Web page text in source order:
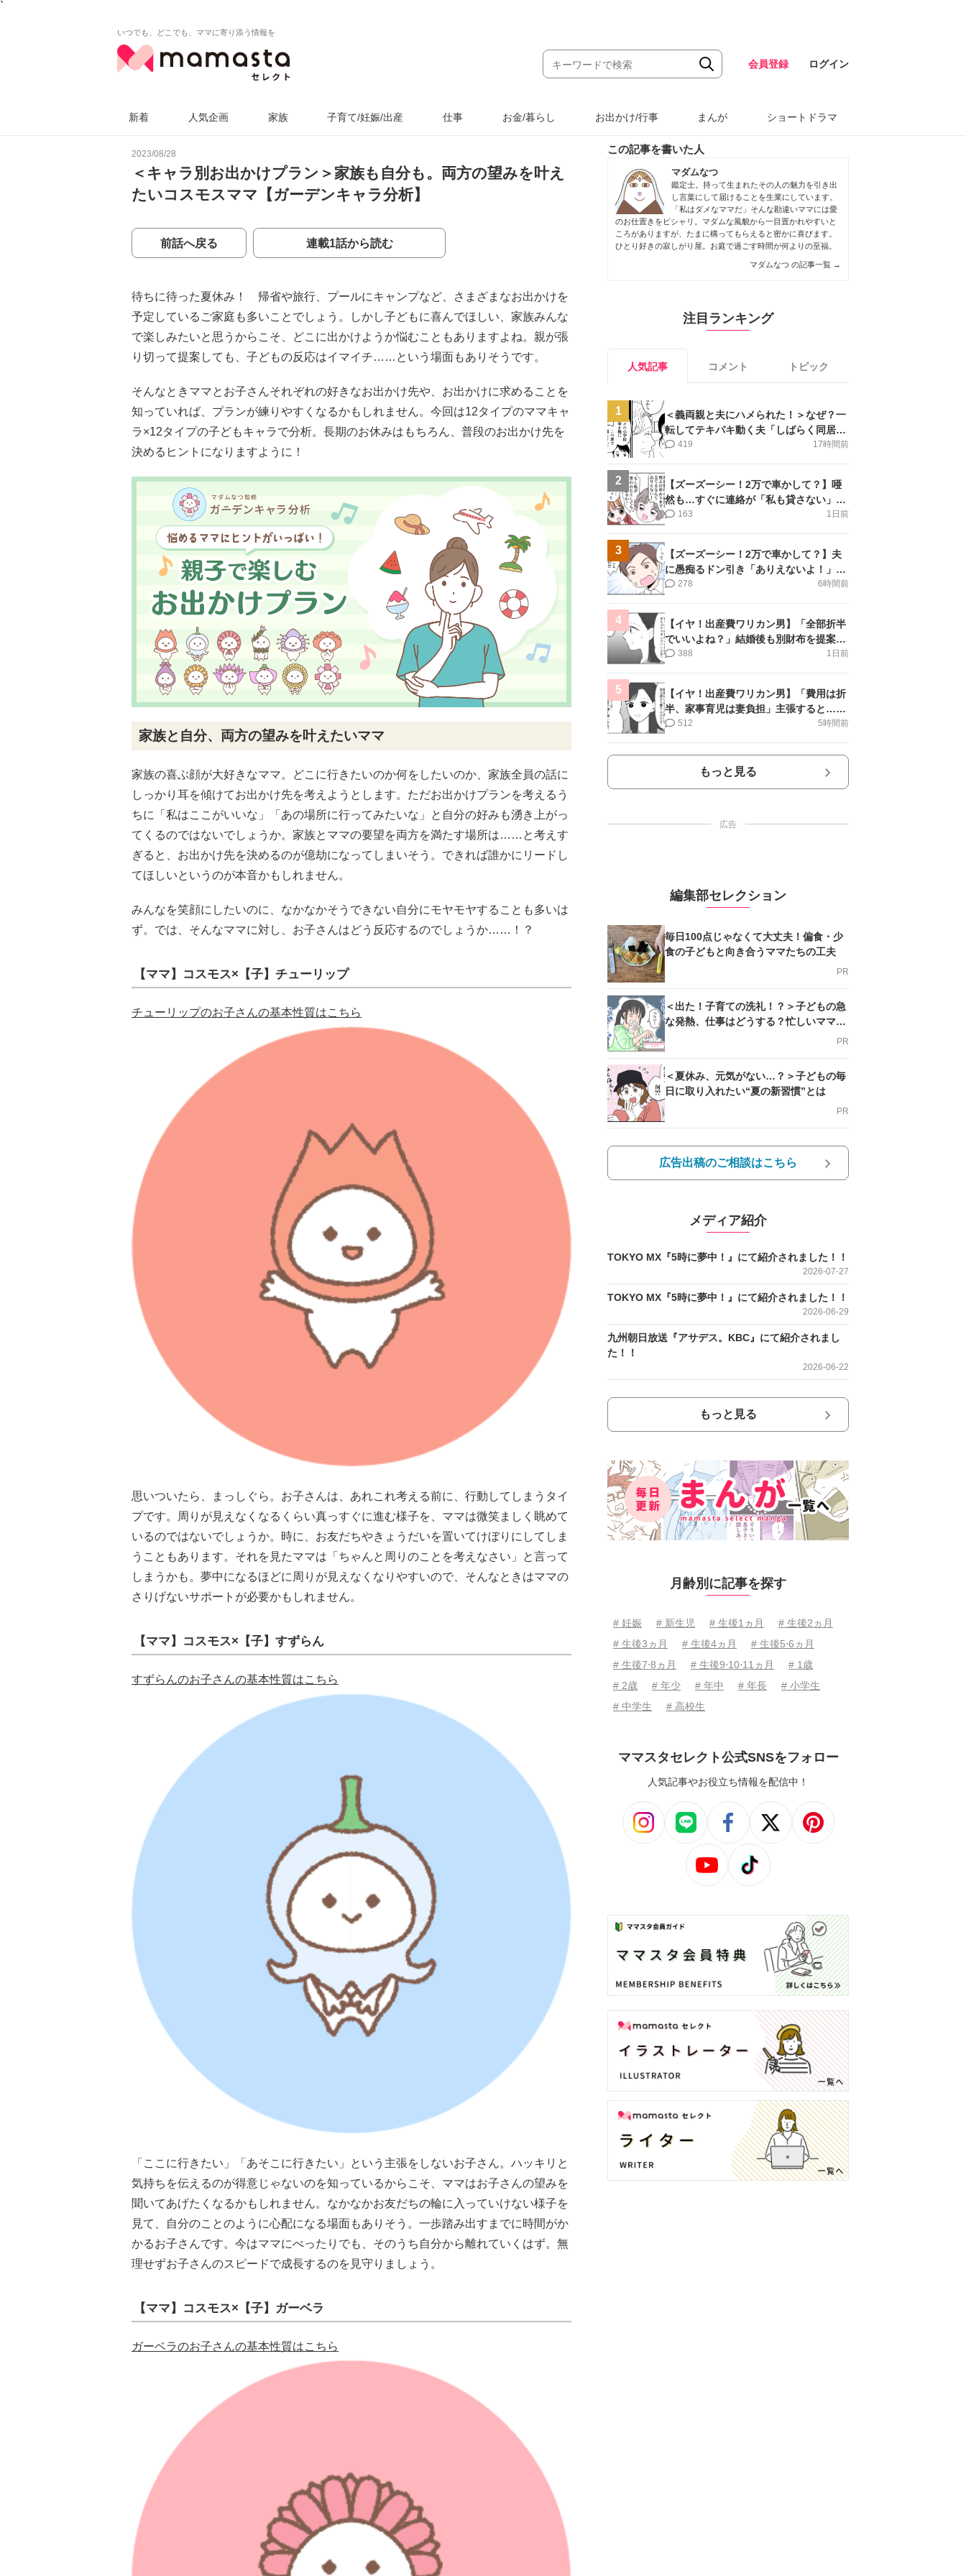
`
いつでも、どこでも、ママに寄り添う情報を
会員登録 ログイン
新着 人気企画 家族 子育て/妊娠/出産 仕事 お金/暮らし お出かけ/行事 まんが ショートドラマ
2023/08/28
＜キャラ別お出かけプラン＞家族も自分も。両方の望みを叶え
たいコスモスママ【ガーデンキャラ分析】
前話へ戻る 連載1話から読む
待ちに待った夏休み！ 帰省や旅行、プールにキャンプなど、さまざまなお出かけを
予定しているご家庭も多いことでしょう。しかし子どもに喜んでほしい、家族みんな
で楽しみたいと思うからこそ、どこに出かけようか悩むこともありますよね。親が張
り切って提案しても、子どもの反応はイマイチ……という場面もありそうです。
そんなときママとお子さんそれぞれの好きなお出かけ先や、お出かけに求めることを
知っていれば、プランが練りやすくなるかもしれません。今回は12タイプのママキャ
ラ×12タイプの子どもキャラで分析。長期のお休みはもちろん、普段のお出かけ先を
決めるヒントになりますように！
家族と自分、両方の望みを叶えたいママ
家族の喜ぶ顔が大好きなママ。どこに行きたいのか何をしたいのか、家族全員の話に
しっかり耳を傾けてお出かけ先を考えようとします。ただお出かけプランを考えるう
ちに「私はここがいいな」「あの場所に行ってみたいな」と自分の好みも湧き上がっ
てくるのではないでしょうか。家族とママの要望を両方を満たす場所は……と考えす
ぎると、お出かけ先を決めるのが億劫になってしまいそう。できれば誰かにリードし
てほしいというのが本音かもしれません。
みんなを笑顔にしたいのに、なかなかそうできない自分にモヤモヤすることも多いは
ず。では、そんなママに対し、お子さんはどう反応するのでしょうか……！？
【ママ】コスモス×【子】チューリップ
チューリップのお子さんの基本性質はこちら
思いついたら、まっしぐら。お子さんは、あれこれ考える前に、行動してしまうタイ
プです。周りが見えなくなるくらい真っすぐに進む様子を、ママは微笑ましく眺めて
いるのではないでしょうか。時に、お友だちやきょうだいを置いてけぼりにしてしま
うこともあります。それを見たママは「ちゃんと周りのことを考えなさい」と言って
しまうかも。夢中になるほどに周りが見えなくなりやすいので、そんなときはママの
さりげないサポートが必要かもしれません。
【ママ】コスモス×【子】すずらん
すずらんのお子さんの基本性質はこちら
「ここに行きたい」「あそこに行きたい」という主張をしないお子さん。ハッキリと
気持ちを伝えるのが得意じゃないのを知っているからこそ、ママはお子さんの望みを
聞いてあげたくなるかもしれません。なかなかお友だちの輪に入っていけない様子を
見て、自分のことのように心配になる場面もありそう。一歩踏み出すまでに時間がか
かるお子さんです。今はママにべったりでも、そのうち自分から離れていくはず。無
理せずお子さんのスピードで成長するのを見守りましょう。
【ママ】コスモス×【子】ガーベラ
ガーベラのお子さんの基本性質はこちら
この記事を書いた人
マダムなつ
鑑定士。持って生まれたその人の魅力を引き出
し言葉にして届けることを生業にしています。
「私はダメなママだ」そんな勘違いママには愛
のお仕置きをピシャリ。マダムな風貌から一目置かれやすいと
ころがありますが、たまに構ってもらえると密かに喜びます。
ひとり好きの寂しがり屋。お庭で過ごす時間が何よりの至福。
マダムなつ の記事一覧 →
注目ランキング
人気記事 コメント トピック
1
＜義両親と夫にハメられた！＞なぜ？一
転してテキパキ動く夫「しばらく同居」
提案され【第4話まんが】
17時間前
419
2
【ズーズーシー！2万で車かして？】唖
然も…すぐに連絡が「私も貸さない」＜
第15話＞#4コマ母道場
1日前
163
3
【ズーズーシー！2万で車かして？】夫
に愚痴るドン引き「ありえないよ！」＜
第16話＞#4コマ母道場
6時間前
278
4
【イヤ！出産費ワリカン男】「全部折半
でいいよね？」結婚後も別財布を提案＜
第10話＞#4コマ母道場
1日前
388
5
【イヤ！出産費ワリカン男】「費用は折
半、家事育児は妻負担」主張すると…＜
第11話＞#4コマ母道場
5時間前
512
もっと見る
広告
編集部セレクション
毎日100点じゃなくて大丈夫！偏食・少
食の子どもと向き合うママたちの工夫
PR
＜出た！子育ての洗礼！？＞子どもの急
な発熱、仕事はどうする？忙しいママを
PR
＜夏休み、元気がない…？＞子どもの毎
日に取り入れたい“夏の新習慣”とは
PR
広告出稿のご相談はこちら
メディア紹介
TOKYO MX『5時に夢中！』にて紹介されました！！
2026-07-27
TOKYO MX『5時に夢中！』にて紹介されました！！
2026-06-29
九州朝日放送『アサデス。KBC』にて紹介されまし
た！！
2026-06-22
もっと見る
月齢別に記事を探す
# 妊娠 # 新生児 # 生後1ヵ月
# 生後2ヵ月
# 生後3ヵ月
# 生後4ヵ月
# 生後5⋅6ヵ月
# 生後7⋅8ヵ月
# 生後9⋅10⋅11ヵ月
# 1歳
# 2歳
# 年少 # 年中 # 年長
# 小学生
# 中学生
# 高校生
ママスタセレクト公式SNSをフォロー
人気記事やお役立ち情報を配信中！